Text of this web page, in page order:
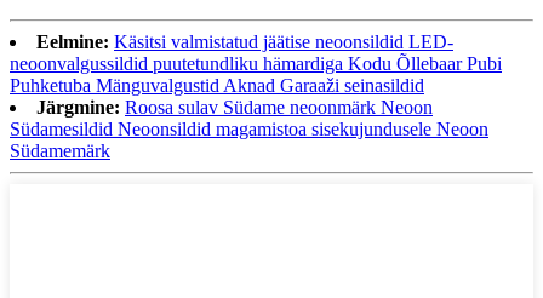
Eelmine: Käsitsi valmistatud jäätise neoonsildid LED-
neoonvalgussildid puutetundliku hämardiga Kodu Õllebaar Pubi
Puhketuba Mänguvalgustid Aknad Garaaži seinasildid
Järgmine: Roosa sulav Südame neoonmärk Neoon
Südamesildid Neoonsildid magamistoa sisekujundusele Neoon
Südamemärk